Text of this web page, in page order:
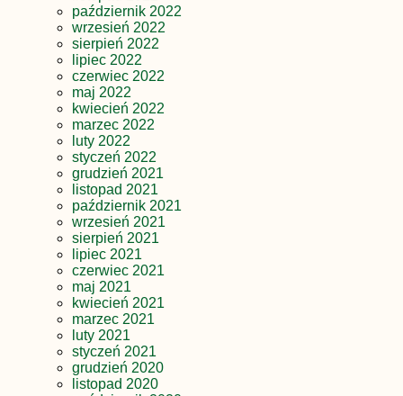
październik 2022
wrzesień 2022
sierpień 2022
lipiec 2022
czerwiec 2022
maj 2022
kwiecień 2022
marzec 2022
luty 2022
styczeń 2022
grudzień 2021
listopad 2021
październik 2021
wrzesień 2021
sierpień 2021
lipiec 2021
czerwiec 2021
maj 2021
kwiecień 2021
marzec 2021
luty 2021
styczeń 2021
grudzień 2020
listopad 2020